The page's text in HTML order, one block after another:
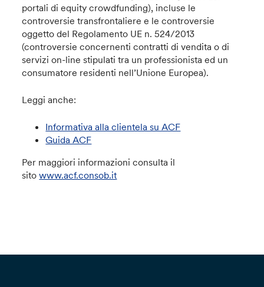
portali di equity crowdfunding), incluse le
controversie transfrontaliere e le controversie
oggetto del Regolamento UE n. 524/2013
(controversie concernenti contratti di vendita o di
servizi on-line stipulati tra un professionista ed un
consumatore residenti nell’Unione Europea).
Leggi anche:
Informativa alla clientela su ACF
Guida ACF
Per maggiori informazioni consulta il
sitowww.acf.consob.it